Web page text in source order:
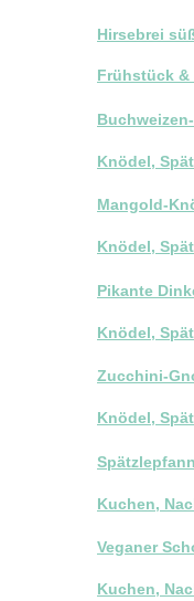
Hirsebrei
Frühstück &
Knödel,
Mangold-
Knödel,
Pikante
Knödel,
Zucchini-
Knödel,
Kuchen,
Veganer
Kuchen,